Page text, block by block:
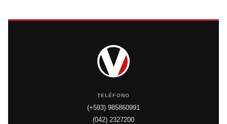
TELÉFONO
(+593) 985860991
(042) 2327200